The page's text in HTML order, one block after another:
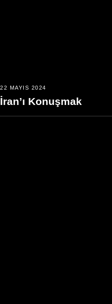
22 MAYIS 2024
İran’ı Konuşmak